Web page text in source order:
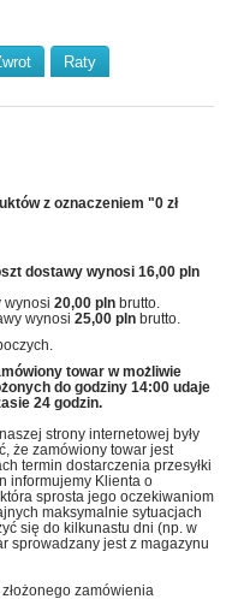
Raty
z oznaczeniem "0 zł
dostawy wynosi 16,00 pln
wynosi 20,00 pln brutto.
wynosi 25,00 pln brutto.
towar w możliwie
do godziny 14:00 udaje
24 godzin.
strony internetowej były
że zamówiony towar jest
termin dostarczenia przesyłki
informujemy Klienta o
sprosta jego oczekiwaniom
maksymalnie sytuacjach
się do kilkunastu dni (np. w
sprowadzany jest z magazynu
zamówienia